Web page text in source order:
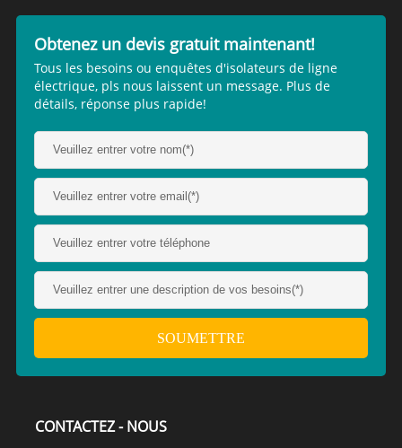
Obtenez un devis gratuit maintenant!
Tous les besoins ou enquêtes d'isolateurs de ligne
électrique, pls nous laissent un message. Plus de
détails, réponse plus rapide!
CONTACTEZ - NOUS